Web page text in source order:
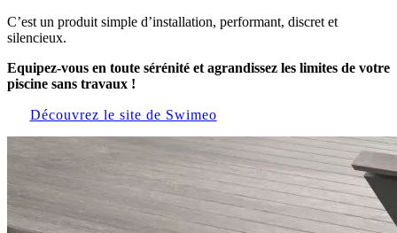
C’est un produit simple d’installation, performant, discret et
silencieux.
Equipez-vous en toute sérénité et agrandissez les limites de votre
piscine sans travaux !
Découvrez le site de Swimeo